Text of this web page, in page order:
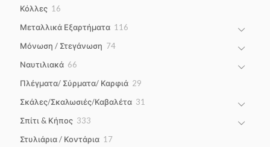
Κόλλες 16
Μεταλλικά Εξαρτήματα 116
Μόνωση / Στεγάνωση 7474
Ναυτιλιακά 66
Πλέγματα/ Σύρματα/ Καρφιά 29
Σκάλες/Σκαλωσιές/Καβαλέτα 31
Σπίτι & Κήπος 333
Στυλιάρια / Κοντάρια 1717